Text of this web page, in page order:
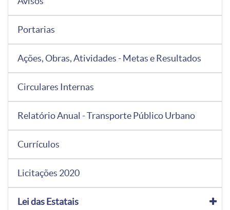
Portarias
Ações, Obras, Atividades - Metas e Resultados
Circulares Internas
Relatório Anual - Transporte Público Urbano
Currículos
Licitações 2020
Lei das Estatais